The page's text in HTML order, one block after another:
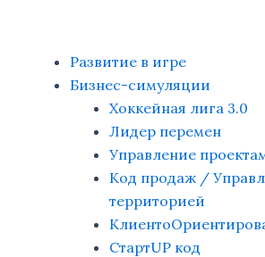
содержимомуРазвитие в игре
Бизнес-симуляции
Хоккейная лига 3.0
Лидер перемен
Управление
Код продаж /
территорией
СтартUP код